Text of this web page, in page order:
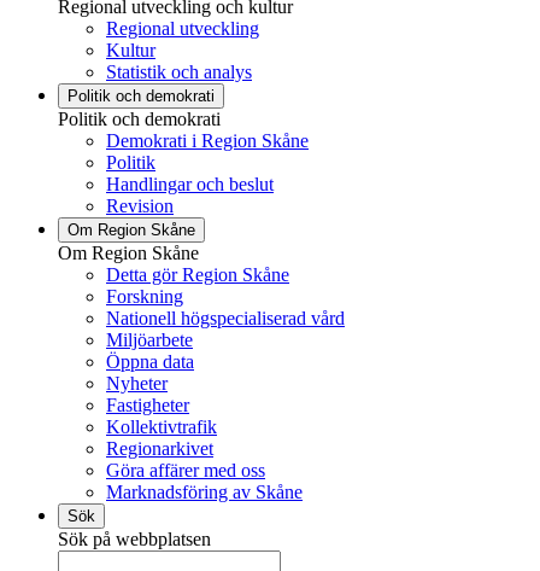
Regional utveckling och kultur
Regional utveckling
Kultur
Statistik och analys
Politik och demokrati
Politik och demokrati
Demokrati i Region Skåne
Politik
Handlingar och beslut
Revision
Om Region Skåne
Om Region Skåne
Detta gör Region Skåne
Forskning
Nationell högspecialiserad vård
Miljöarbete
Öppna data
Nyheter
Fastigheter
Kollektivtrafik
Regionarkivet
Göra affärer med oss
Marknadsföring av Skåne
Sök
Sök på webbplatsen